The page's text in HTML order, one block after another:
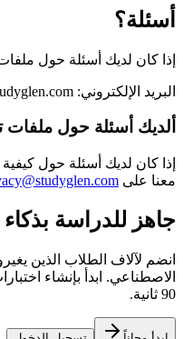
أسئلة؟
إذا كان لديك أسئلة حول
البريد الإلكتروني: privacy@studyglen.com
ألديك أسئلة حول ملفات
إذا كان لديك أسئلة حول
معنا على
جاهز للدراسة بذكاء
انضم لآلاف الطلاب الذين
الاصطناعي. ابدأ بإنشاء
90 ثانية.